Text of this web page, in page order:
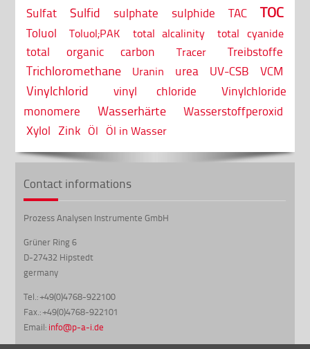
Sulfat Sulfid sulphate sulphide TAC TOC
Toluol Toluol;PAK total alcalinity total cyanide
total organic carbon Tracer Treibstoffe
Trichloromethane Uranin urea UV-CSB VCM
Vinylchlorid vinyl chloride
Vinylchloride
monomere
Wasserhärte
Wasserstoffperoxid
Xylol Zink Öl Öl in Wasser
Contact informations
Prozess Analysen Instrumente GmbH
Grüner Ring 6
D-27432 Hipstedt
germany
Tel.: +49(0)4768-922100
Fax.: +49(0)4768-922101
Email: info@p-a-i.de